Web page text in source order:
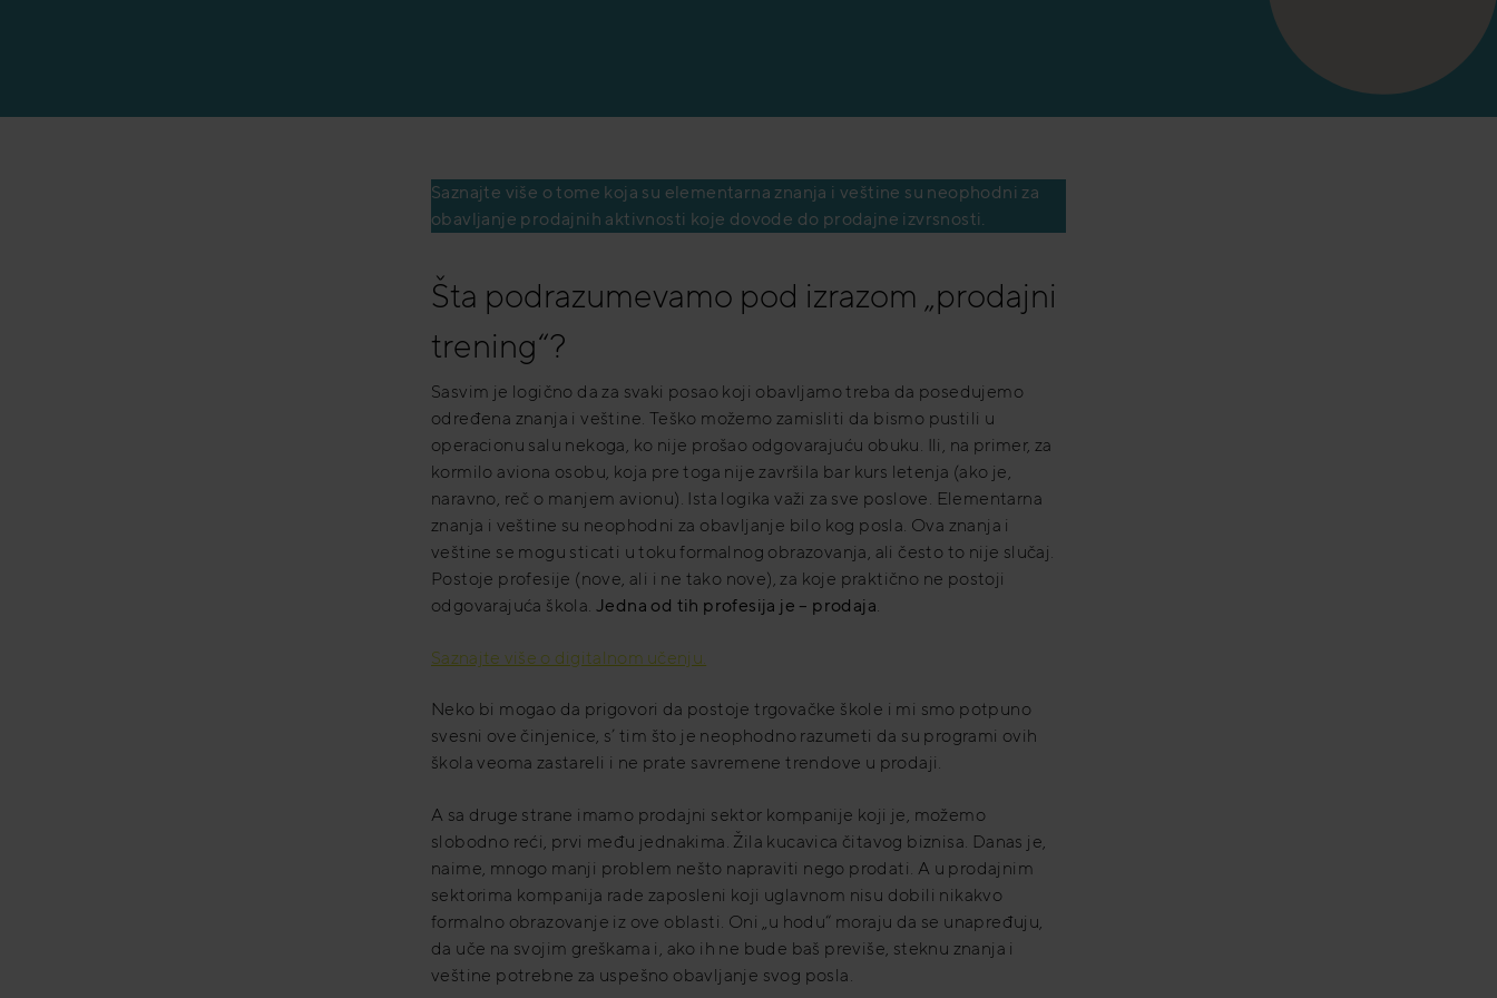
Saznajte više o tome koja su elementarna znanja i veštine su neophodni za
obavljanje prodajnih aktivnosti koje dovode do prodajne izvrsnosti.
Šta podrazumevamo pod izrazom „prodajni
trening“?
Sasvim je logično da za svaki posao koji obavljamo treba da posedujemo
određena znanja i veštine. Teško možemo zamisliti da bismo pustili u
operacionu salu nekoga, ko nije prošao odgovarajuću obuku. Ili, na primer, za
kormilo aviona osobu, koja pre toga nije završila bar kurs letenja (ako je,
naravno, reč o manjem avionu). Ista logika važi za sve poslove. Elementarna
znanja i veštine su neophodni za obavljanje bilo kog posla. Ova znanja i
veštine se mogu sticati u toku formalnog obrazovanja, ali često to nije slučaj.
Postoje profesije (nove, ali i ne tako nove), za koje praktično ne postoji
odgovarajuća škola. Jedna od tih profesija je – prodaja.
Saznajte više o digitalnom učenju.
Neko bi mogao da prigovori da postoje trgovačke škole i mi smo potpuno
svesni ove činjenice, s’ tim što je neophodno razumeti da su programi ovih
škola veoma zastareli i ne prate savremene trendove u prodaji.
A sa druge strane imamo prodajni sektor kompanije koji je, možemo
slobodno reći, prvi među jednakima. Žila kucavica čitavog biznisa. Danas je,
naime, mnogo manji problem nešto napraviti nego prodati. A u prodajnim
sektorima kompanija rade zaposleni koji uglavnom nisu dobili nikakvo
formalno obrazovanje iz ove oblasti. Oni „u hodu“ moraju da se unapređuju,
da uče na svojim greškama i, ako ih ne bude baš previše, steknu znanja i
veštine potrebne za uspešno obavljanje svog posla.